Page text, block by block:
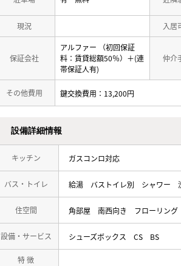
現況 入居
保証会社
アルファー （初回保証
料：賃貸総額50％）＋(連
帯保証人有)
仲介
その他費用 鍵交換費用：13,200円
設備詳細情報
キッチン ガスコンロ対応
バス・トイレ 給湯 バストイレ別 シャワー
住空間 角部屋 南西向き フローリング
設備・サービス シューズボックス CS BS
特 徴